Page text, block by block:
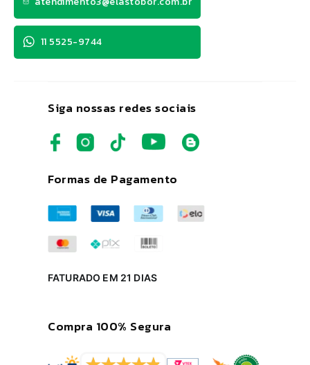
Siga nossas redes sociais
Formas de Pagamento
FATURADO EM 21 DIAS
Compra 100% Segura
11 5525-9744